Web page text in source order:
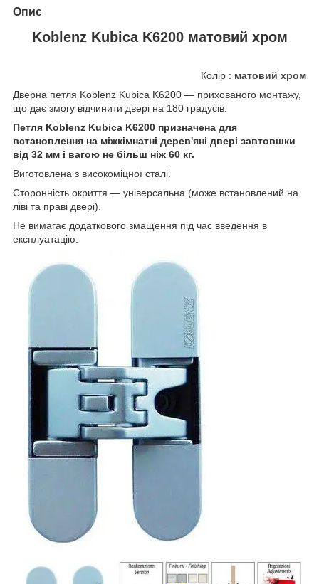
Опис
Koblenz Kubica K6200матовий хром
Колір : матовий хром
Дверна петля Koblenz Kubica K6200 — прихованого монтажу,
що дає змогу відчинити двері на 180 градусів.
Петля Koblenz Kubica K6200 призначена для
встановлення на міжкімнатні дерев'яні двері завтовшки
від 32 мм і вагою не більш ніж 60 кг.
Виготовлена з високоміцної сталі.
Сторонність окриття — універсальна (може встановлений на
ліві та праві двері).
Не вимагає додаткового змащення під час введення в
експлуатацію.